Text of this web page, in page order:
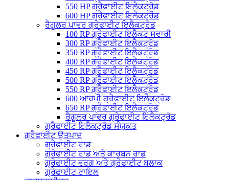
550 HP ਗ੍ਰੈਫਾਈਟ ਇਲੈਕਟ੍ਰੋਡ
600 HP ਗ੍ਰੈਫਾਈਟ ਇਲੈਕਟ੍ਰੌਡ
ਰੈਗੂਲਰ ਪਾਵਰ ਗ੍ਰੇਫਾਈਟ ਇਲੈਕਟ੍ਰੋਡ
100 RP ਗ੍ਰੇਫਾਈਟ ਇਲੈਕਟ ਸਵਾਰੀ
300 RP ਗ੍ਰੈਫਾਈਟ ਇਲੈਕਟ੍ਰੋਡ
350 RP ਗ੍ਰੈਫਾਈਟ ਇਲੈਕਟ੍ਰੋਡ
400 RP ਗ੍ਰੈਫਾਈਟ ਇਲੈਕਟ੍ਰੋਡ
450 RP ਗ੍ਰੈਫਾਈਟ ਇਲੈਕਟ੍ਰੋਡ
500 RP ਗ੍ਰੈਫਾਈਟ ਇਲੈਕਟ੍ਰੋਡ
550 RP ਗ੍ਰੈਫਾਈਟ ਇਲੈਕਟ੍ਰੋਡ
600 ਆਰਪੀ ਗ੍ਰੈਫਾਈਟ ਇਲੈਕਟ੍ਰੋਡ
650 RP ਗ੍ਰੈਫਾਈਟ ਇਲੈਕਟ੍ਰੋਡ
ਰੈਗੂਲਰ ਪਾਵਰ ਗ੍ਰੇਫਾਈਟ ਇਲੈਕਟ੍ਰੋਡ
ਗ੍ਰੈਫਾਈਟ ਇਲੈਕਟ੍ਰੋਡ ਸੰਯੁਕਤ
ਗ੍ਰੈਫਾਈਟ ਉਤਪਾਦ
ਗ੍ਰੈਫਾਈਟ ਰਾਡ
ਗ੍ਰੇਫਾਈਟ ਰਾਡ ਅਤੇ ਕਾਰਬਨ ਰਾਡ
ਗ੍ਰੇਫਾਈਟ ਵਰਗ ਅਤੇ ਗ੍ਰੇਫਾਈਟ ਬਲਾਕ
ਗ੍ਰੇਫਾਈਟ ਟਾਇਲ